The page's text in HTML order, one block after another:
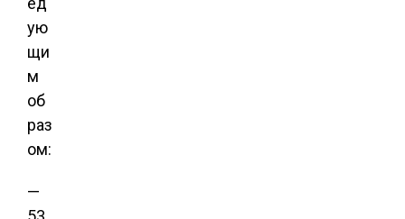
ую
щи
м
об
раз
ом:
—